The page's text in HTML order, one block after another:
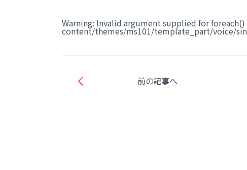
Warning: Invalid argument supplied for
content/themes/ms101/template_part/voice/
前の記事へ